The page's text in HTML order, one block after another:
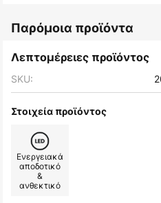
Παρόμοια προϊόντα
Λεπτομέρειες προϊόντος
SKU:
Στοιχεία προϊόντος
Ενεργειακά
αποδοτικό
&
ανθεκτικό